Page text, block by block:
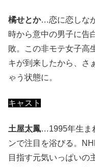
橘せとか…恋に恋しな
時から意中の男子に告
敗。この非モテ女子高
キが到来したから、さ
ゃう状態に。
キャスト
土屋太鳳…1995年生ま
ンで注目を浴びる。
目指す元気いっぱいの